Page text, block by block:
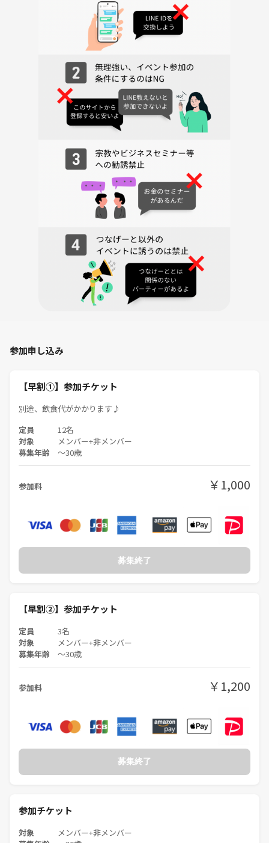
参加申し込み
【早割①】参加チケット
別途、飲食代がかかります♪
定員 12名
対象 メンバー+非メンバー
募集年齢 〜30歳
参加料 ￥1,000
募集終了
【早割②】参加チケット
定員 3名
対象 メンバー+非メンバー
募集年齢 〜30歳
参加料 ￥1,200
募集終了
参加チケット
対象 メンバー+非メンバー